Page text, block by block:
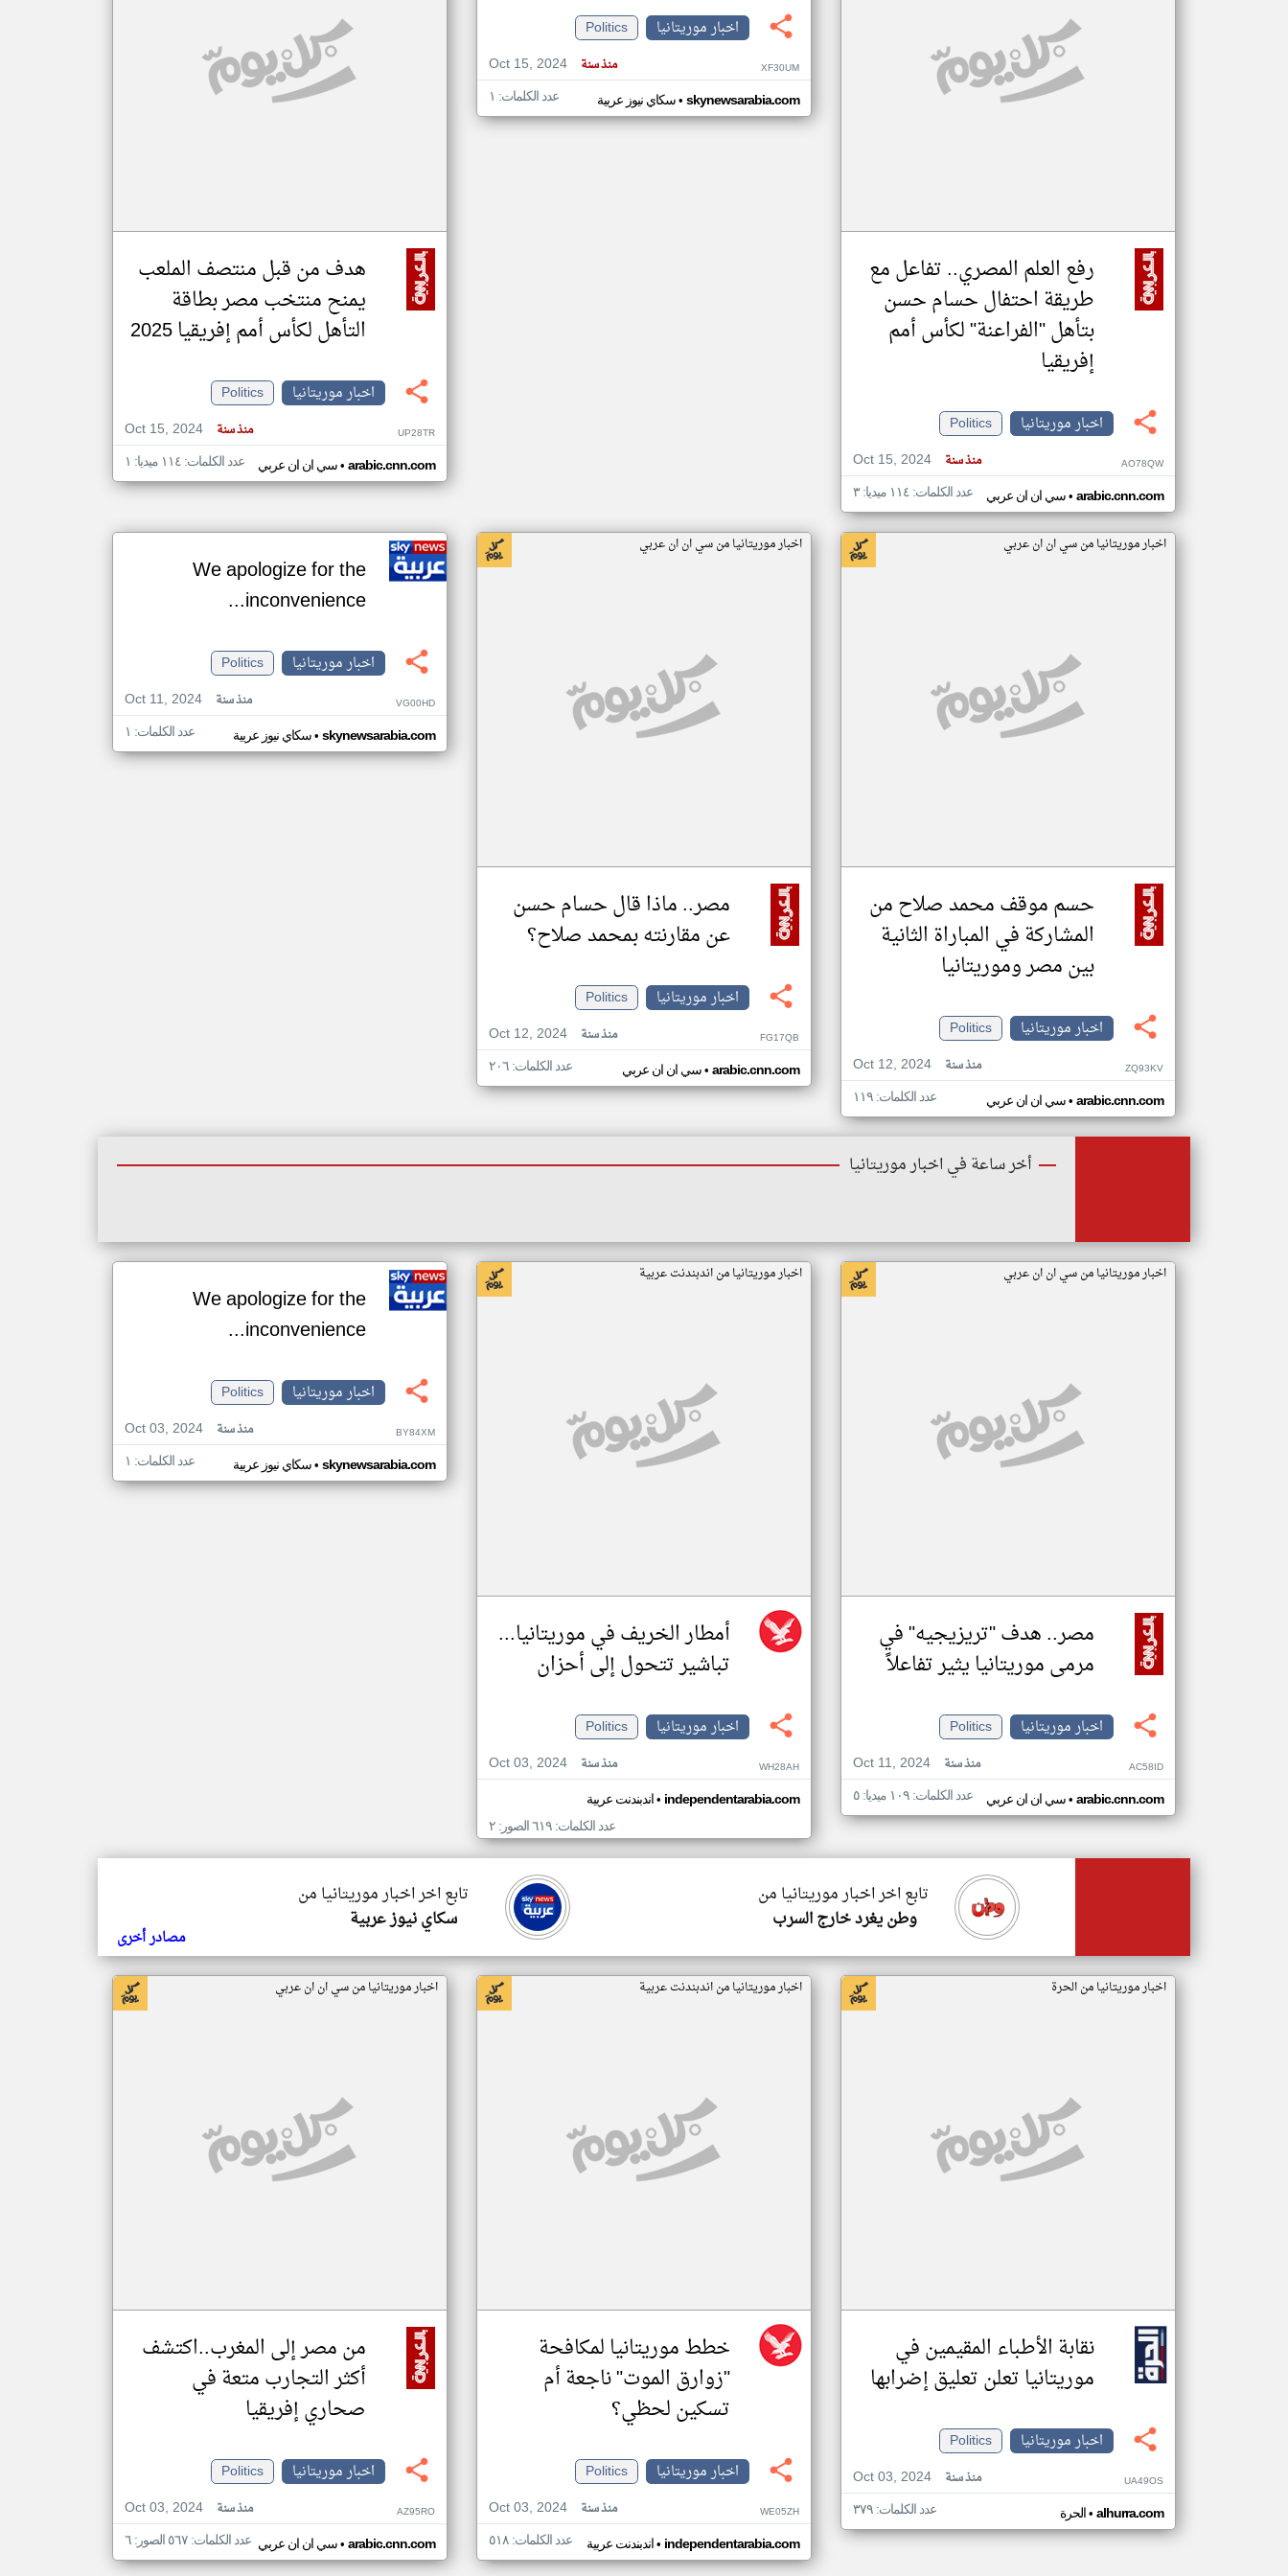
مصادر الأخبار من موريتانيا
رفع العلم المصري.. تفاعل مع
طريقة احتفال حسام حسن
بتأهل "الفراعنة" لكأس أمم
إفريقيا
اخبار موريتانيا
Politics
Oct 15, 2024
منذ سنة AO78QW
سي ان ان عربي• arabic.cnn.com عدد الكلمات: ١١٤ ميديا: ٣
اخبار موريتانيا
Politics
Oct 15, 2024
منذ سنة XF30UM
سكاي نيوز عربية• skynewsarabia.com عدد الكلمات: ١
هدف من قبل منتصف الملعب
يمنح منتخب مصر بطاقة
التأهل لكأس أمم إفريقيا 2025
اخبار موريتانيا
Politics
Oct 15, 2024
منذ سنة UP28TR
سي ان ان عربي• arabic.cnn.com عدد الكلمات: ١١٤ ميديا: ١
اخبار موريتانيا من سي ان ان عربي
حسم موقف محمد صلاح من
المشاركة في المباراة الثانية
بين مصر وموريتانيا
اخبار موريتانيا
Politics
Oct 12, 2024
منذ سنة ZQ93KV
سي ان ان عربي• arabic.cnn.com عدد الكلمات: ١١٩
اخبار موريتانيا من سي ان ان عربي
مصر.. ماذا قال حسام حسن
عن مقارنته بمحمد صلاح؟
اخبار موريتانيا
Politics
Oct 12, 2024
منذ سنة FG17QB
سي ان ان عربي• arabic.cnn.com عدد الكلمات: ٢٠٦
We apologize for the
inconvenience...
اخبار موريتانيا
Politics
Oct 11, 2024
منذ سنة VG00HD
سكاي نيوز عربية• skynewsarabia.com عدد الكلمات: ١
أخر ساعة في اخبار موريتانيا
اخبار موريتانيا من سي ان ان عربي
مصر.. هدف "تريزيجيه" في
مرمى موريتانيا يثير تفاعلاً
اخبار موريتانيا
Politics
Oct 11, 2024
منذ سنة AC58ID
سي ان ان عربي• arabic.cnn.com عدد الكلمات: ١٠٩ ميديا: ٥
اخبار موريتانيا من اندبندنت عربية
أمطار الخريف في موريتانيا...
تباشير تتحول إلى أحزان
اخبار موريتانيا
Politics
Oct 03, 2024
منذ سنة WH28AH
اندبندنت عربية• independentarabia.com
عدد الكلمات: ٦١٩ الصور: ٢
We apologize for the
inconvenience...
اخبار موريتانيا
Politics
Oct 03, 2024
منذ سنة BY84XM
سكاي نيوز عربية• skynewsarabia.com عدد الكلمات: ١
تابع اخر اخبار موريتانيا من
سكاي نيوز عربية
تابع اخر اخبار موريتانيا من
وطن يغرد خارج السرب
مصادر أخرى
اخبار موريتانيا من الحرة
نقابة الأطباء المقيمين في
موريتانيا تعلن تعليق إضرابها
اخبار موريتانيا
Politics
Oct 03, 2024
منذ سنة UA49OS
الحرة• alhurra.com عدد الكلمات: ٣٧٩
اخبار موريتانيا من اندبندنت عربية
خطط موريتانيا لمكافحة
"زوارق الموت" ناجعة أم
تسكين لحظي؟
اخبار موريتانيا
Politics
Oct 03, 2024
منذ سنة WE05ZH
اندبندنت عربية• independentarabia.com عدد الكلمات: ٥١٨
اخبار موريتانيا من سي ان ان عربي
من مصر إلى المغرب..اكتشف
أكثر التجارب متعة في
صحاري إفريقيا
اخبار موريتانيا
Politics
Oct 03, 2024
منذ سنة AZ95RO
سي ان ان عربي• arabic.cnn.com عدد الكلمات: ٥٦٧ الصور: ٦